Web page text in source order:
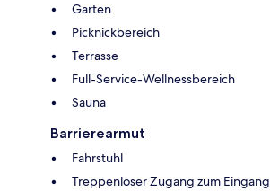
Garten
Picknickbereich
Terrasse
Full-Service-Wellnessbereich
Sauna
Barrierearmut
Fahrstuhl
Treppenloser Zugang zum Eingang